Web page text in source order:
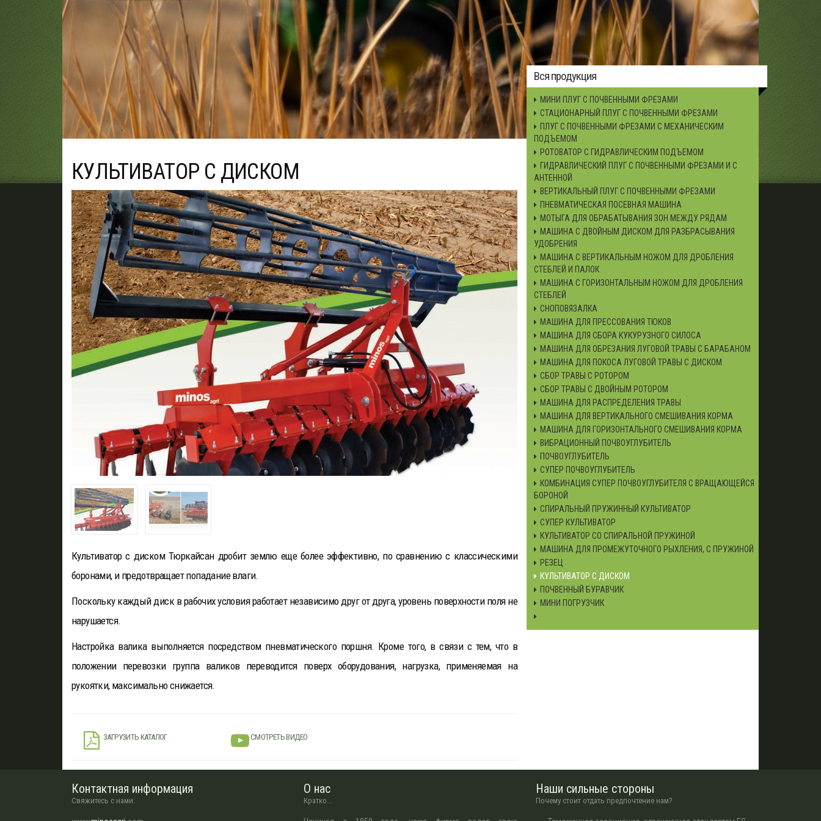
дисками
КУЛЬТИВАТОР С ДИСКОМ
Культиватор с диском Тюркайсан дробит землю еще более эффективно, по сравнению с классическими
боронами, и предотвращает попадание влаги.
Поскольку каждый диск в рабочих условия работает независимо друг от друга, уровень поверхности поля не
нарушается.
Настройка валика выполняется посредством пневматического поршня. Кроме того, в связи с тем, что в
положении перевозки группа валиков переводится поверх оборудования, нагрузка, применяемая на
рукоятки, максимально снижается.
ЗАГРУЗИТЬ КАТАЛОГ СМОТРЕТЬ ВИДЕО
Вся продукция
МИНИ ПЛУГ С ПОЧВЕННЫМИ ФРЕЗАМИ
СТАЦИОНАРНЫЙ ПЛУГ С ПОЧВЕННЫМИ ФРЕЗАМИ
ПЛУГ С ПОЧВЕННЫМИ ФРЕЗАМИ С МЕХАНИЧЕСКИМ
ПОДЪЕМОМ
РОТОВАТОР С ГИДРАВЛИЧЕСКИМ ПОДЪЕМОМ
ГИДРАВЛИЧЕСКИЙ ПЛУГ С ПОЧВЕННЫМИ ФРЕЗАМИ И С
АНТЕННОЙ
ВЕРТИКАЛЬНЫЙ ПЛУГ С ПОЧВЕННЫМИ ФРЕЗАМИ
ПНЕВМАТИЧЕСКАЯ ПОСЕВНАЯ МАШИНА
МОТЫГА ДЛЯ ОБРАБАТЫВАНИЯ ЗОН МЕЖДУ РЯДАМ
МАШИНА С ДВОЙНЫМ ДИСКОМ ДЛЯ РАЗБРАСЫВАНИЯ
УДОБРЕНИЯ
МАШИНА С ВЕРТИКАЛЬНЫМ НОЖОМ ДЛЯ ДРОБЛЕНИЯ
СТЕБЛЕЙ И ПАЛОК
МАШИНА С ГОРИЗОНТАЛЬНЫМ НОЖОМ ДЛЯ ДРОБЛЕНИЯ
СТЕБЛЕЙ
СНОПОВЯЗАЛКА
МАШИНА ДЛЯ ПРЕССОВАНИЯ ТЮКОВ
МАШИНА ДЛЯ СБОРА КУКУРУЗНОГО СИЛОСА
МАШИНА ДЛЯ ОБРЕЗАНИЯ ЛУГОВОЙ ТРАВЫ С БАРАБАНОМ
МАШИНА ДЛЯ ПОКОСА ЛУГОВОЙ ТРАВЫ С ДИСКОМ
СБОР ТРАВЫ С РОТОРОМ
СБОР ТРАВЫ С ДВОЙНЫМ РОТОРОМ
МАШИНА ДЛЯ РАСПРЕДЕЛЕНИЯ ТРАВЫ
МАШИНА ДЛЯ ВЕРТИКАЛЬНОГО СМЕШИВАНИЯ КОРМА
МАШИНА ДЛЯ ГОРИЗОНТАЛЬНОГО СМЕШИВАНИЯ КОРМА
ВИБРАЦИОННЫЙ ПОЧВОУГЛУБИТЕЛЬ
ПОЧВОУГЛУБИТЕЛЬ
СУПЕР ПОЧВОУГЛУБИТЕЛЬ
КОМБИНАЦИЯ СУПЕР ПОЧВОУГЛУБИТЕЛЯ С ВРАЩАЮЩЕЙСЯ
БОРОНОЙ
СПИРАЛЬНЫЙ ПРУЖИННЫЙ КУЛЬТИВАТОР
СУПЕР КУЛЬТИВАТОР
КУЛЬТИВАТОР СО СПИРАЛЬНОЙ ПРУЖИНОЙ
МАШИНА ДЛЯ ПРОМЕЖУТОЧНОГО РЫХЛЕНИЯ, С ПРУЖИНОЙ
РЕЗЕЦ
КУЛЬТИВАТОР С ДИСКОМ
ПОЧВЕННЫЙ БУРАВЧИК
МИНИ ПОГРУЗЧИК
Контактная информация
Свяжитесь с нами:
О нас
Кратко...
Наши сильные стороны
Почему стоит отдать предпочтение нам?